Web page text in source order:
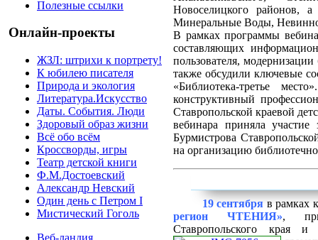
Полезные ссылки
Онлайн-проекты
ЖЗЛ: штрихи к портрету!
К юбилею писателя
Природа и экология
Литература.Искусство
Даты. События. Люди
Здоровый образ жизни
Всё обо всём
Кроссворды, игры
Театр детской книги
Ф.М.Достоевский
Александр Невский
Один день с Петром I
Мистический Гоголь
Новоселицкого районов, а
Минеральные Воды,
В рамках программы
составляющих
пользователя,
также обсудили ключевые
«Библиотека-третье
конструктивный
Ставропольской краевой
вебинара приняла
Бурмистрова
на организацию
19 сентября в рамках
регион ЧТЕНИЯ»,
Ставропольского края